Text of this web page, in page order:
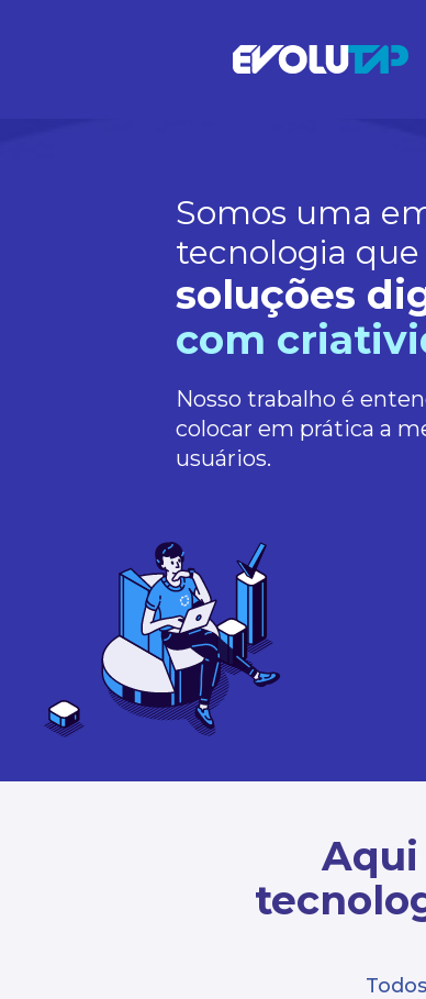
Somos uma
tecnologia
soluções
com
Nosso trabalho é
colocar em prática a
usuários.
Aqui
Todos